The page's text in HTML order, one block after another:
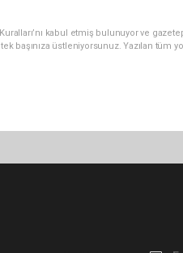
kabul etmiş bulunuyor ve
başınıza üstleniyorsunuz. Yazılan